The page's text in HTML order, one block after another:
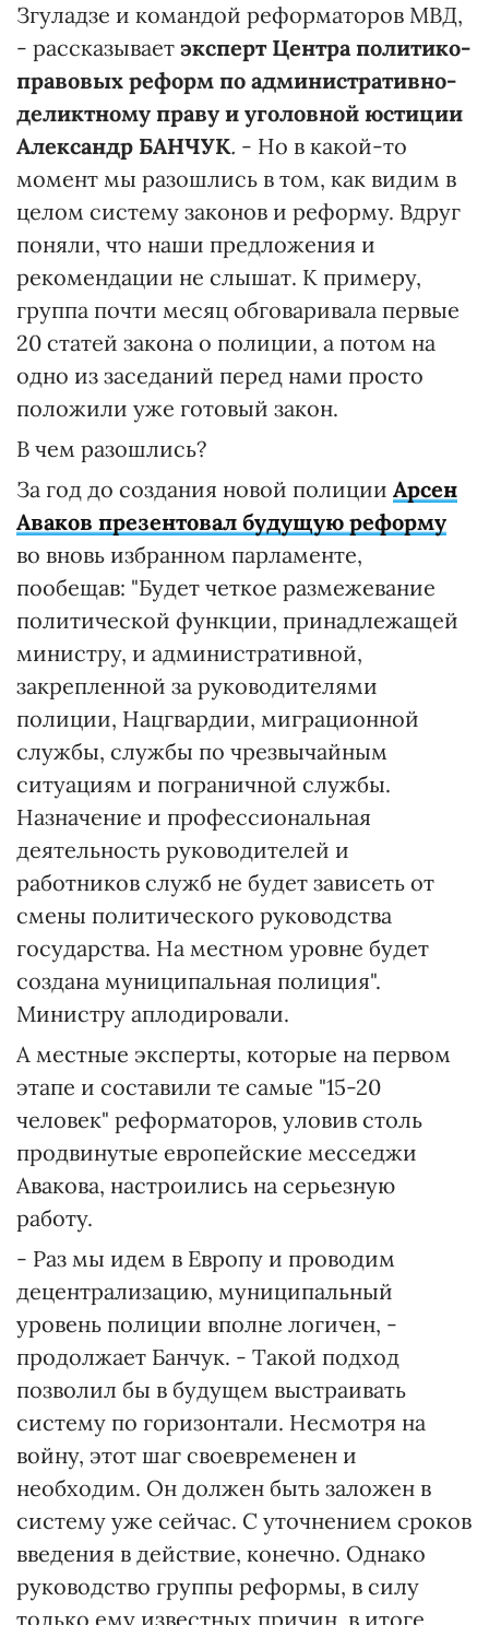
Згуладзе и командой реформаторов МВД,
- рассказывает эксперт Центра политико-
правовых реформ по административно-
деликтному праву и уголовной юстиции
Александр БАНЧУК. - Но в какой-то
момент мы разошлись в том, как видим в
целом систему законов и реформу. Вдруг
поняли, что наши предложения и
рекомендации не слышат. К примеру,
группа почти месяц обговаривала первые
20 статей закона о полиции, а потом на
одно из заседаний перед нами просто
положили уже готовый закон.
В чем разошлись?
За год до создания новой полиции Арсен
Аваков презентовал будущую реформу
во вновь избранном парламенте,
пообещав: "Будет четкое размежевание
политической функции, принадлежащей
министру, и административной,
закрепленной за руководителями
полиции, Нацгвардии, миграционной
службы, службы по чрезвычайным
ситуациям и пограничной службы.
Назначение и профессиональная
деятельность руководителей и
работников служб не будет зависеть от
смены политического руководства
государства. На местном уровне будет
создана муниципальная полиция".
Министру аплодировали.
А местные эксперты, которые на первом
этапе и составили те самые "15-20
человек" реформаторов, уловив столь
продвинутые европейские месседжи
Авакова, настроились на серьезную
работу.
- Раз мы идем в Европу и проводим
децентрализацию, муниципальный
уровень полиции вполне логичен, -
продолжает Банчук. - Такой подход
позволил бы в будущем выстраивать
систему по горизонтали. Несмотря на
войну, этот шаг своевременен и
необходим. Он должен быть заложен в
систему уже сейчас. С уточнением сроков
введения в действие, конечно. Однако
руководство группы реформы, в силу
только ему известных причин, в итоге